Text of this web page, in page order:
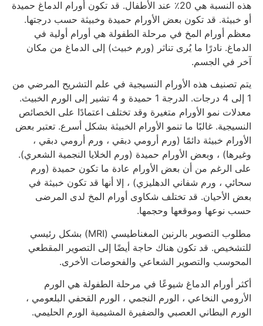
هذه النسبة هي 20٪ عند الأطفال. قد تكون أورام الدماغ حميدة
أو خبيثة. قد تكون بعض الأورام حميدة وخبيثة حسب درجتها.
معظم أورام المخ في مرحلة الطفولة هي أورام أولية في
الدماغ. نادرًا ما يُرى تناثر (ورم خبيث) إلى الدماغ من مكان
آخر في الجسم.
يتم تصنيف هذه الأورام النسيجية في علم التشريح المرضي من
1 إلى 4 درجات. الدرجة 1 حميدة و 4 تشير إلى الورم الخبيث.
معدلات نمو الأورام متغيرة وقد تختلف اعتمادًا على الخصائص
النسيجية. غالبًا ما تنمو الأورام الخبيثة بشكل أسرع. تعتبر بعض
الأورام خبيثة دائمًا (ورم أرومي دبقي ، ورم أرومي دبقي ،
وغيرها) ، وبعض الأورام حميدة (ورم الخلايا النجمية الشعري).
على الرغم من أن بعض الأورام عادة ما تكون حميدة (ورم
سحائي ، ورم شفاني الدهليزي) ، إلا أنها قد تكون خبيثة في
بعض الأحيان. قد تختلف شكاوى أورام المخ لدى المرضى
حسب نوعها وموقعها وحجمها.
مطلوب التصوير بالرنين المغناطيسي (MRI) بشكل رئيسي
للتشخيص. قد تكون هناك حاجة أيضًا إلى التصوير المقطعي
المحوسب والتصوير الشعاعي والفحوصات الأخرى.
أكثر أورام الدماغ شيوعًا في مرحلة الطفولة هي الورم
الأرومي النخاعي ، الورم النجمي ، الورم القحفي البلعومي ،
الورم البطاني العصبي والضفيرة المشيمية الورم الحليمي.